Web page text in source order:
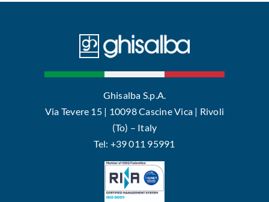
Ghisalba S.p.A.
Via Tevere 15 | 10098 Cascine Vica | Rivoli
(To) – Italy
Tel: +39 011 95991